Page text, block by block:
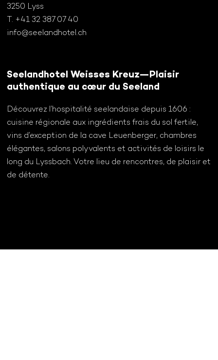
3250 Lyss
T. +41 32 387 07 40
info@seelandhotel.ch
Seelandhotel Weisses Kreuz—Plaisir
authentique au cœur du Seeland
Découvrez l’hospitalité seelandaise depuis 1606 :
cuisine régionale aux ingrédients frais du sol fertile,
vins d’exception de la cave Leuenberger, chambres
élégantes, salons polyvalents et activités de loisirs le
long du Lyssbach. Votre lieu de rencontres, de plaisir et
de détente.